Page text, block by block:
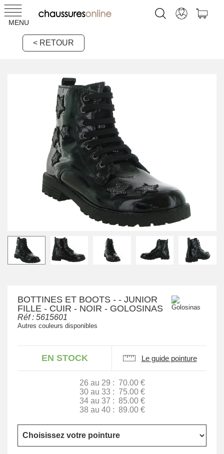
MENU
< RETOUR
BOTTINES ET BOOTS - - JUNIOR
FILLE - CUIR - NOIR - GOLOSINAS
Réf : 5615601
Autres couleurs disponibles
EN STOCK Le guide pointure
26 au 29 : 70.00 €
30 au 33 : 75.00 €
34 au 37 : 85.00 €
38 au 40 : 89.00 €